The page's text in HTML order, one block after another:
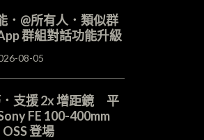
．@所有人．類似群
群組對話功能升級
08-05
支援 2x 增距鏡 平
FE 100-400mm
登場